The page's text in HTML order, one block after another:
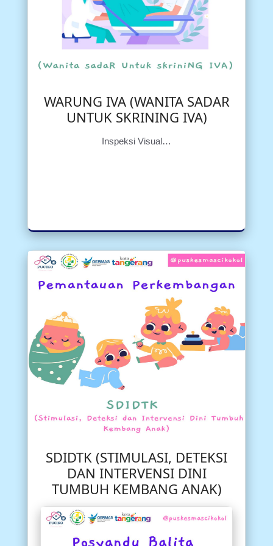
WARUNG IVA (WANITA SADAR
UNTUK SKRINING IVA)
Inspeksi Visual…
SDIDTK (STIMULASI, DETEKSI
DAN INTERVENSI DINI
TUMBUH KEMBANG ANAK)